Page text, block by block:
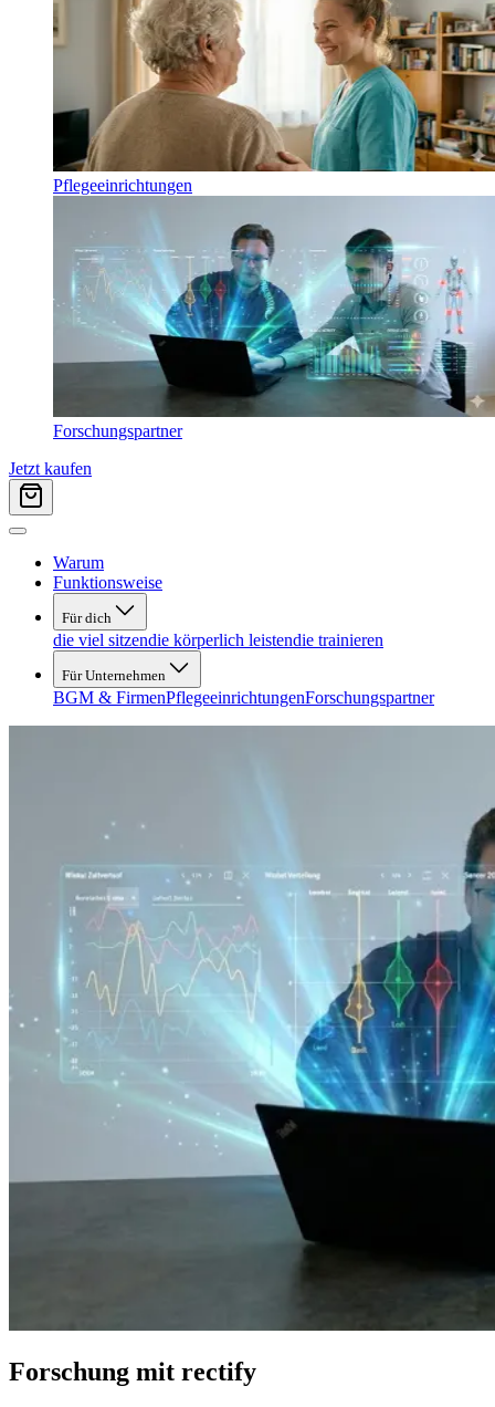
Pflegeeinrichtungen
Forschungspartner
Jetzt kaufen
Warum
Funktionsweise
Für dich
die viel sitzendie körperlich leistendie trainieren
Für Unternehmen
BGM & FirmenPflegeeinrichtungenForschungspartner
Forschung mit rectify